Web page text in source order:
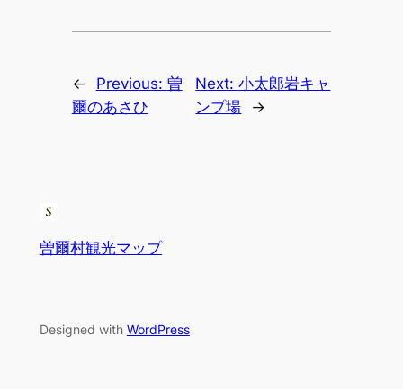
← Previous: 曽
爾のあさひ
Next:小太郎岩キャ
ンプ場
→
曽爾村観光マップ
Designed with WordPress